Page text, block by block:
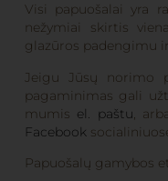
Visi papuošalai yra
nežymiai skirtis
glazūros padengimu
Jeigu Jūsų norimo
pagaminimas gali
mumis el. paštu,
Facebook
Papuošalų gamybos